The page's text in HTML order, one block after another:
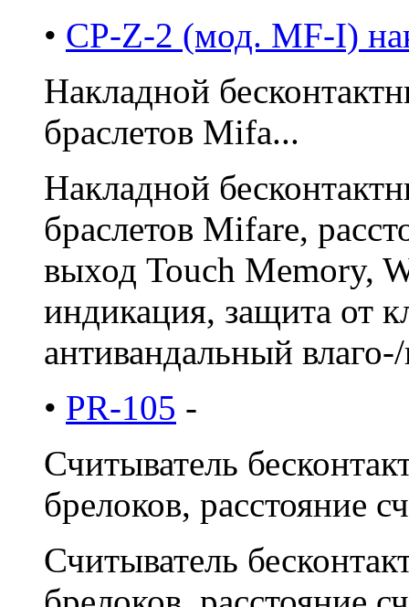
• CP-Z-2 (мод. MF-I)
Накладной
браслетов Mifa...
Накладной
браслетов Mifare,
выход Touch Memory,
индикация, защита от
антивандальный
• PR-105 -
Считыватель
брелоков, расстояние
Считыватель